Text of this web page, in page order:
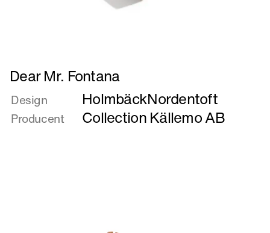
Læs
mere
om
Dear
Mr.
Dear Mr. Fontana
Design HolmbäckNordentoft
Producent Collection Källemo AB